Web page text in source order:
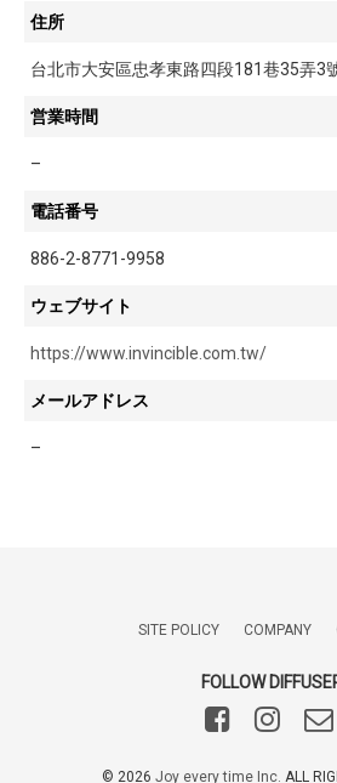
住所
台北市大安區忠孝東路四段181巷35弄3
営業時間
–
電話番号
886-2-8771-9958
ウェブサイト
https://www.invincible.com.tw/
メールアドレス
–
SITE POLICY COMPANY
FOLLOW
©️ 2026 Joy every time Inc. ALL